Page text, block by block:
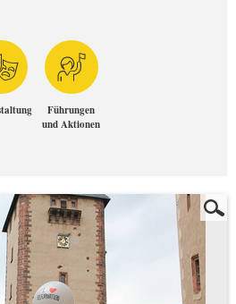
Führungen
und Aktionen